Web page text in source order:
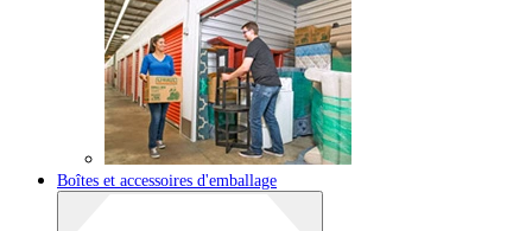
Boîtes et accessoires d'emballage